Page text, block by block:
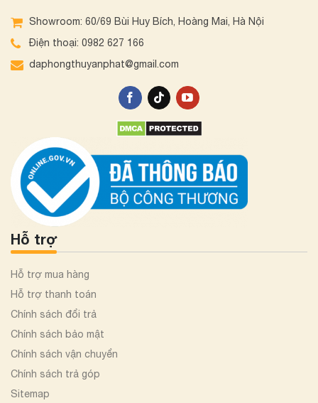
Showroom: 60/69 Bùi Huy Bích, Hoàng Mai, Hà Nội
Điện thoại: 0982 627 166
daphongthuyanphat@gmail.com
Hỗ trợ
Hỗ trợ mua hàng
Hỗ trợ thanh toán
Chính sách đổi trả
Chính sách bảo mật
Chính sách vận chuyển
Chính sách trả góp
Sitemap